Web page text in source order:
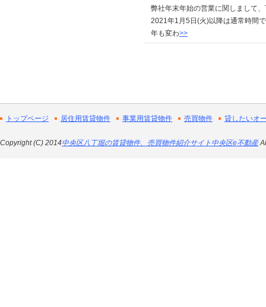
弊社年末年始の営業に関しまして
2021年1月5日(火)以降は通常時間
年も変わ>>
トップページ 居住用賃貸物件 事業用賃貸物件 売買物件 貸したいオ
Copyright (C) 2014中央区八丁堀の賃貸物件、売買物件紹介サイト中央区e不動産